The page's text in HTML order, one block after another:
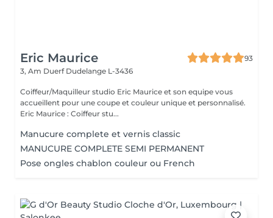
Eric Maurice
93
3, Am Duerf Dudelange L-3436
Coiffeur/Maquilleur studio Eric Maurice et son equipe vous
accueillent pour une coupe et couleur unique et personnalisé.
Eric Maurice : Coiffeur stu...
Manucure complete et vernis classic
MANUCURE COMPLETE SEMI PERMANENT
Pose ongles chablon couleur ou French